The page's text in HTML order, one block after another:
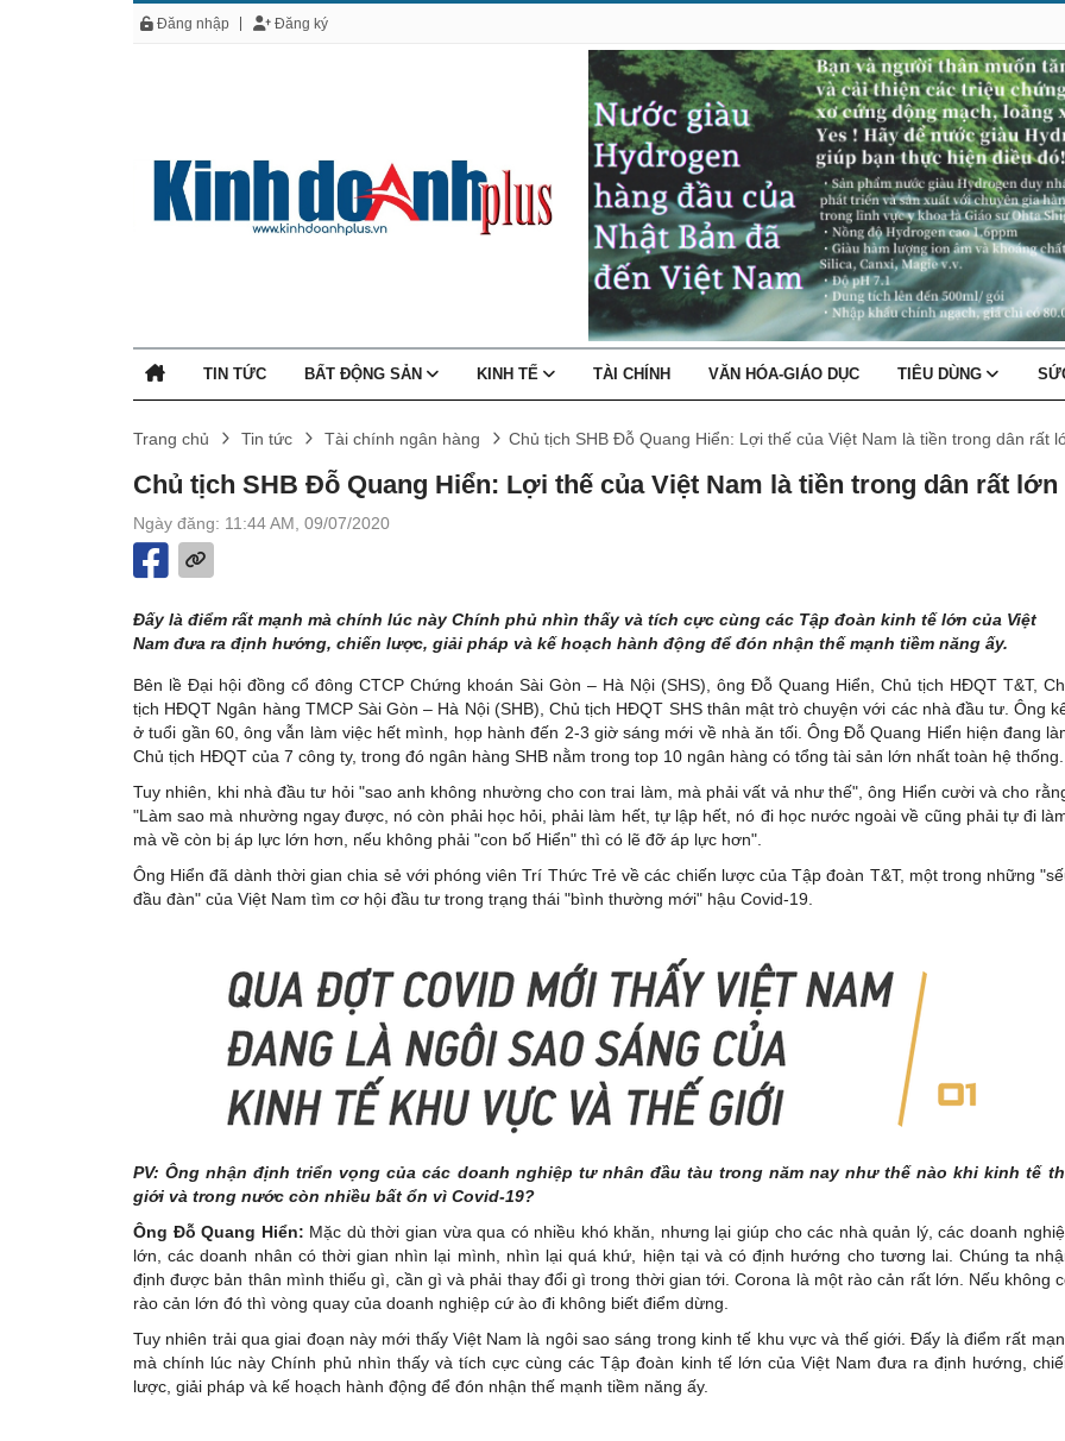
Đăng nhập Đăng ký
TIN TỨC BẤT ĐỘNG SẢN KINH TẾ TÀI CHÍNH VĂN HÓA-GIÁO DỤC TIÊU DÙNG
Trang chủ Tin tức Tài chính ngân hàng Chủ tịch SHB Đỗ Quang Hiển: Lợi thế của Việt Nam là tiền trong dân rất
Chủ tịch SHB Đỗ Quang Hiển: Lợi thế của Việt Nam là tiền trong dân rất lớn
Ngày đăng: 11:44 AM, 09/07/2020
Đấy là điểm rất mạnh mà chính lúc này Chính phủ nhìn thấy và tích cực cùng các Tập đoàn kinh tế lớn của Việt
Nam đưa ra định hướng, chiến lược, giải pháp và kế hoạch hành động để đón nhận thế mạnh tiềm năng ấy.
Bên lề Đại hội đồng cổ đông CTCP Chứng khoán Sài Gòn – Hà Nội (SHS), ông Đỗ Quang Hiển, Chủ tịch HĐQT T&T,
tịch HĐQT Ngân hàng TMCP Sài Gòn – Hà Nội (SHB), Chủ tịch HĐQT SHS thân mật trò chuyện với các nhà đầu tư. Ông
ở tuổi gần 60, ông vẫn làm việc hết mình, họp hành đến 2-3 giờ sáng mới về nhà ăn tối. Ông Đỗ Quang Hiển hiện đang
Chủ tịch HĐQT của 7 công ty, trong đó ngân hàng SHB nằm trong top 10 ngân hàng có tổng tài sản lớn nhất toàn hệ thống.
Tuy nhiên, khi nhà đầu tư hỏi "sao anh không nhường cho con trai làm, mà phải vất vả như thế", ông Hiển cười và cho
"Làm sao mà nhường ngay được, nó còn phải học hỏi, phải làm hết, tự lập hết, nó đi học nước ngoài về cũng phải tự đi
mà về còn bị áp lực lớn hơn, nếu không phải "con bố Hiển" thì có lẽ đỡ áp lực hơn".
Ông Hiển đã dành thời gian chia sẻ với phóng viên Trí Thức Trẻ về các chiến lược của Tập đoàn T&T, một trong những
đầu đàn" của Việt Nam tìm cơ hội đầu tư trong trạng thái "bình thường mới" hậu Covid-19.
PV: Ông nhận định triển vọng của các doanh nghiệp tư nhân đầu tàu trong năm nay như thế nào khi kinh tế
giới và trong nước còn nhiều bất ổn vì Covid-19?
Ông Đỗ Quang Hiển: Mặc dù thời gian vừa qua có nhiều khó khăn, nhưng lại giúp cho các nhà quản lý, các doanh
lớn, các doanh nhân có thời gian nhìn lại mình, nhìn lại quá khứ, hiện tại và có định hướng cho tương lai. Chúng ta
định được bản thân mình thiếu gì, cần gì và phải thay đổi gì trong thời gian tới. Corona là một rào cản rất lớn. Nếu không
rào cản lớn đó thì vòng quay của doanh nghiệp cứ ào đi không biết điểm dừng.
Tuy nhiên trải qua giai đoạn này mới thấy Việt Nam là ngôi sao sáng trong kinh tế khu vực và thế giới. Đấy là điểm rất
mà chính lúc này Chính phủ nhìn thấy và tích cực cùng các Tập đoàn kinh tế lớn của Việt Nam đưa ra định hướng,
lược, giải pháp và kế hoạch hành động để đón nhận thế mạnh tiềm năng ấy.